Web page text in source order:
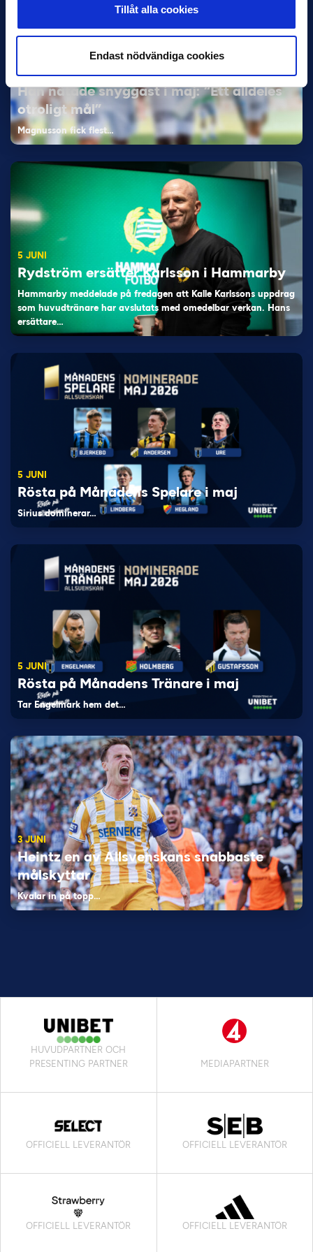
Tillåt alla cookies
Endast nödvändiga cookies
11 JUNI
Han nätade snyggast i maj: “Ett alldeles
otroligt mål”
Magnusson fick flest…
5 JUNI
Rydström ersätter Karlsson i Hammarby
Hammarby meddelade på fredagen att Kalle Karlssons uppdrag
som huvudtränare har avslutats med omedelbar verkan. Hans
ersättare…
5 JUNI
Rösta på Månadens Spelare i maj
Sirius dominerar…
5 JUNI
Rösta på Månadens Tränare i maj
Tar Engelmark hem det…
3 JUNI
Heintz en av Allsvenskans snabbaste
målskyttar
Kvalar in på topp…
HUVUDPARTNER OCH
PRESENTING PARTNER
MEDIAPARTNER
OFFICIELL LEVERANTÖR OFFICIELL LEVERANTÖR
OFFICIELL LEVERANTÖR OFFICIELL LEVERANTÖR